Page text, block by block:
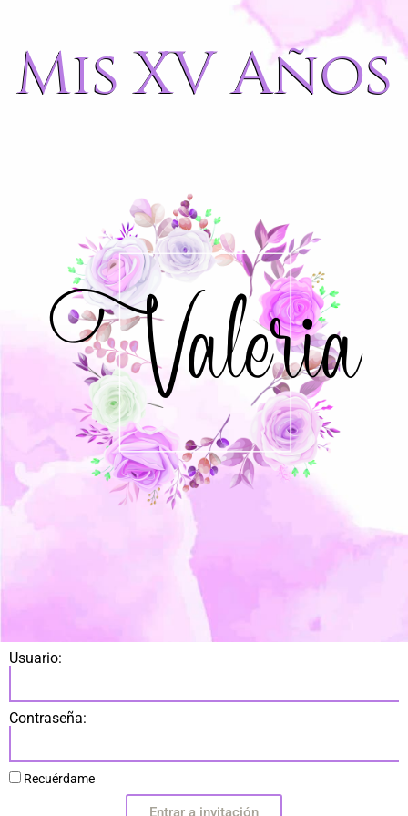
Mis XV Años
Valeria
Usuario:
Contraseña:
Recuérdame
Entrar a invitación